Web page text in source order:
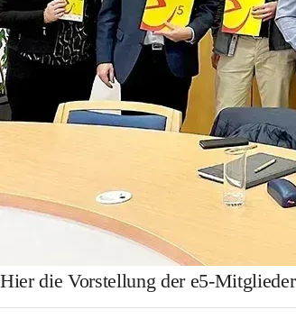
Hier die Vorstellung der e5-Mitglieder